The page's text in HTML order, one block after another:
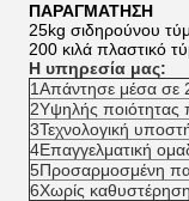
ΠΑΡΑΓΜΑΤΗΣΗ
25kg σιδηρούνου
200 κιλά πλαστικό
Η υπηρεσία μας:
1Απάντησε μέσα σε
2Υψηλής ποιότητας
3Τεχνολογική
4Επαγγελματική
5Προσαρμοσμένη
6Χωρίς